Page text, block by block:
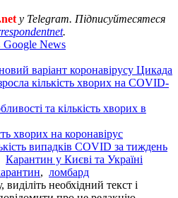
у Telegram. Підписуйтесятеся
.
Google News
варіант коронавірусу Цикада
кількість хворих на COVID-
та кількість хворих в
хворих на коронавірус
випадків COVID за тиждень
Карантин у Києві та Україні
, ломбард
необхідний текст і